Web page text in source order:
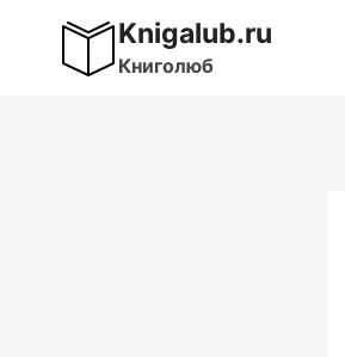
содержимому
Knigalub.ru
Книголюб